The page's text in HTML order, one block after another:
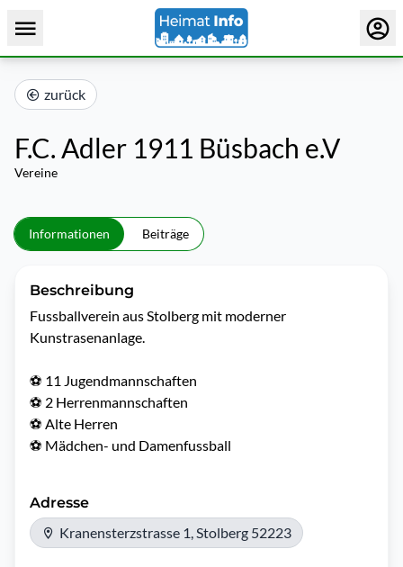
zurück
F.C. Adler 1911 Büsbach e.V
Vereine
Informationen Beiträge
Beschreibung
Fussballverein aus Stolberg mit moderner
Kunstrasenanlage.
⚽️ 11 Jugendmannschaften
⚽️ 2 Herrenmannschaften
⚽️ Alte Herren
Adresse
Kranensterzstrasse 1, Stolberg 52223